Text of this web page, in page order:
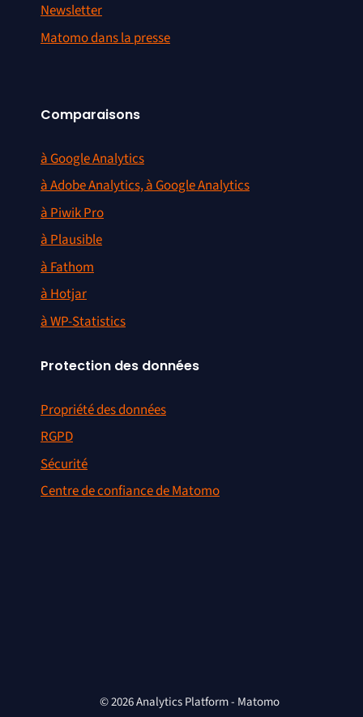
Newsletter
Matomo dans la presse
Comparaisons
à Google Analytics
à Adobe Analytics, à Google Analytics
à Piwik Pro
à Plausible
à Fathom
à Hotjar
à WP-Statistics
Protection des données
Propriété des données
RGPD
Sécurité
Centre de confiance de Matomo
© 2026 Analytics Platform - Matomo